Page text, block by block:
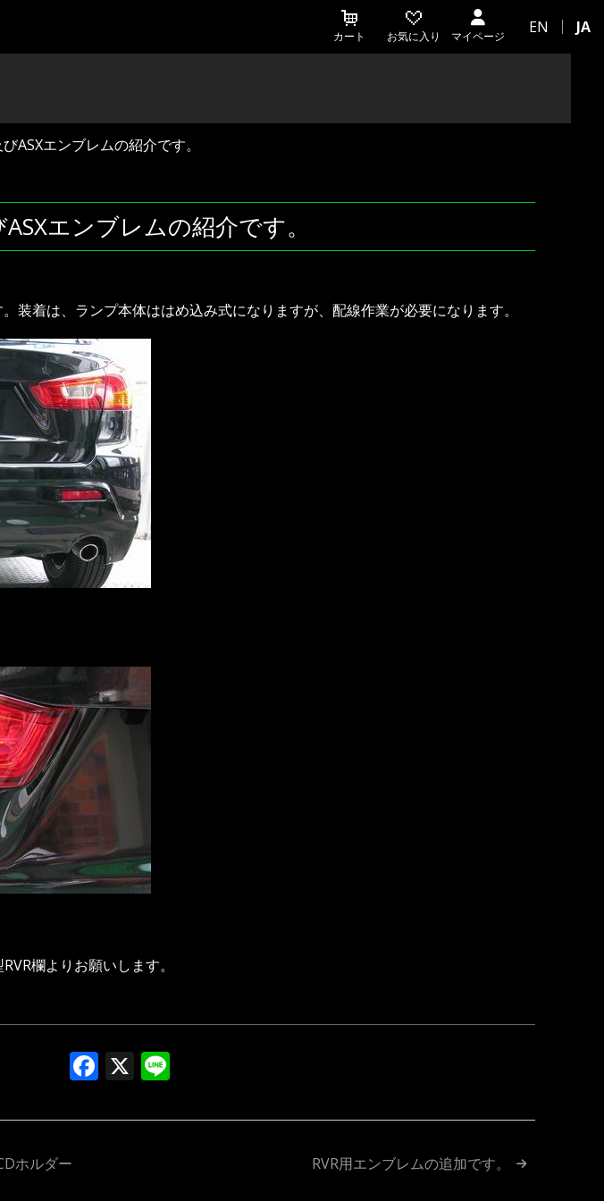
カート お気に入り マイページ EN JA
ASXエンブレムの紹介です。
エンブレムの紹介です。
装着は、ランプ本体ははめ込み式になりますが、配線作業が必要になります。
欄よりお願いします。
Facebook
X
ホルダー RVR用エンブレムの追加です。